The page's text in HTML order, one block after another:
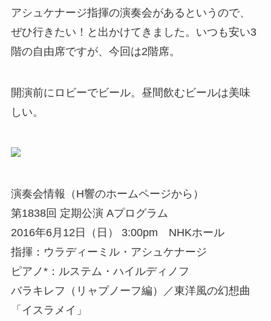
アシュケナージ指揮の演奏会があるというので、
ぜひ行きたい！と出かけてきました。いつも安い3
階の自由席ですが、今回は2階席。
開演前にロビーでビール。昼間飲むビールは美味
しい。
演奏会情報（H響のホームページから）
第1838回 定期公演 Aプログラム
2016年6月12日（日） 3:00pm NHKホール
指揮：ウラディーミル・アシュケナージ
ピアノ*：ルステム・ハイルディノフ
バラキレフ（リャプノーフ編）／東洋風の幻想曲
「イスラメイ」